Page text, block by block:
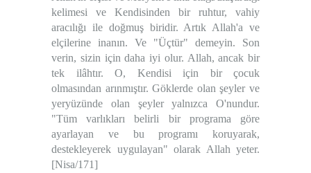
kelimesi ve Kendisinden bir ruhtur, vahiy
aracılığı ile doğmuş biridir. Artık Allah'a ve
elçilerine inanın. Ve "Üçtür" demeyin. Son
verin, sizin için daha iyi olur. Allah, ancak bir
tek ilâhtır. O, Kendisi için bir çocuk
olmasından arınmıştır. Göklerde olan şeyler ve
yeryüzünde olan şeyler yalnızca O'nundur.
"Tüm varlıkları belirli bir programa göre
ayarlayan ve bu programı koruyarak,
destekleyerek uygulayan" olarak Allah yeter.
[Nisa/171]